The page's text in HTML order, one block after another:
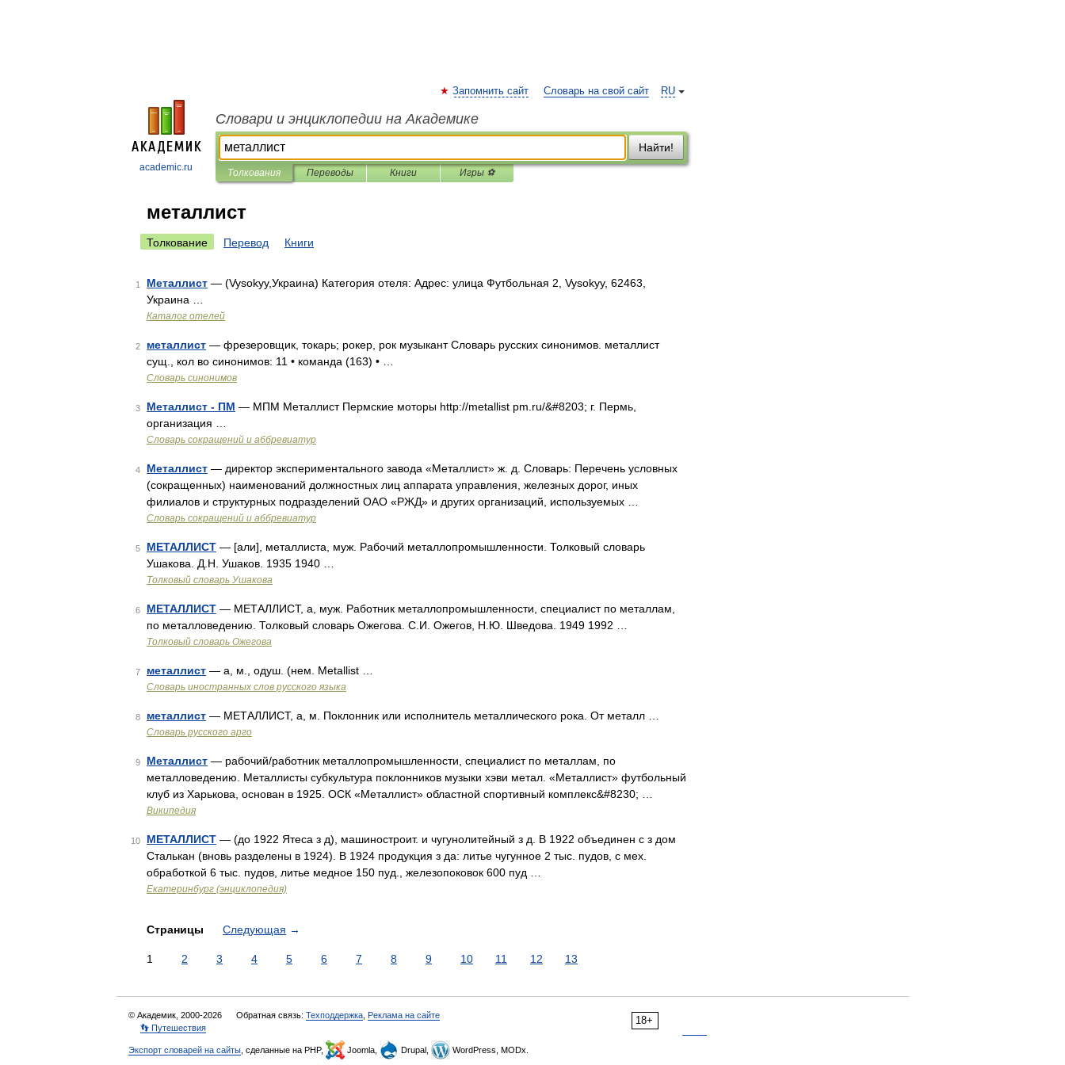
academic.ru
RU
Запомнить сайт Словарь на свой сайт
Словари и энциклопедии на Академике
Найти!
Толкования Переводы Книги Игры ⚽
металлист
Толкование Перевод Книги
1 Металлист — (Vysokyy,Украина) Категория отеля: Адрес: улица Футбольная 2, Vysokyy, 62463,
Украина …
Каталог отелей
2 металлист — фрезеровщик, токарь; рокер, рок музыкант Словарь русских синонимов. металлист
сущ., кол во синонимов: 11 • команда (163) • …
Словарь синонимов
3 Металлист - ПМ — МПМ Металлист Пермские моторы http://metallist pm.ru/&#8203; г. Пермь,
организация …
Словарь сокращений и аббревиатур
4 Металлист — директор экспериментального завода «Металлист» ж. д. Словарь: Перечень условных
(сокращенных) наименований должностных лиц аппарата управления, железных дорог, иных
филиалов и структурных подразделений ОАО «РЖД» и других организаций, используемых …
Словарь сокращений и аббревиатур
5 МЕТАЛЛИСТ — [али], металлиста, муж. Рабочий металлопромышленности. Толковый словарь
Ушакова. Д.Н. Ушаков. 1935 1940 …
Толковый словарь Ушакова
6 МЕТАЛЛИСТ — МЕТАЛЛИСТ, а, муж. Работник металлопромышленности, специалист по металлам,
по металловедению. Толковый словарь Ожегова. С.И. Ожегов, Н.Ю. Шведова. 1949 1992 …
Толковый словарь Ожегова
7 металлист — а, м., одуш. (нем. Metallist …
Словарь иностранных слов русского языка
8 металлист — МЕТАЛЛИСТ, а, м. Поклонник или исполнитель металлического рока. От металл …
Словарь русского арго
9 Металлист — рабочий/работник металлопромышленности, специалист по металлам, по
металловедению. Металлисты субкультура поклонников музыки хэви метал. «Металлист» футбольный
клуб из Харькова, основан в 1925. ОСК «Металлист» областной спортивный комплекс&#8230; …
Википедия
10 МЕТАЛЛИСТ — (до 1922 Ятеса з д), машиностроит. и чугунолитейный з д. В 1922 объединен с з дом
Сталькан (вновь разделены в 1924). В 1924 продукция з да: литье чугунное 2 тыс. пудов, с мех.
обработкой 6 тыс. пудов, литье медное 150 пуд., железопоковок 600 пуд …
Екатеринбург (энциклопедия)
Страницы Следующая →
1 2 3 4 5 6 7 8 9 10 11 12 13
18+
© Академик, 2000-2026 Обратная связь: Техподдержка Реклама на сайте
👣 Путешествия
Экспорт словарей на сайты , сделанные на PHP, Joomla, Drupal, WordPress, MODx.